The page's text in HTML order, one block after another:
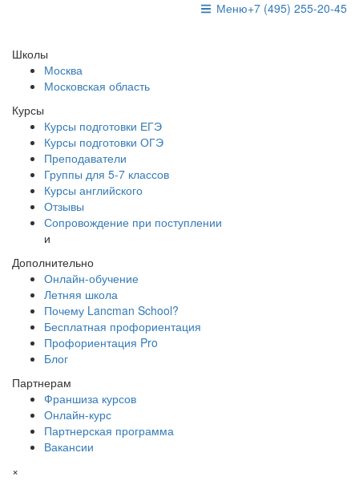
+7 (495) 255-20-45
Меню
Школы
Москва
Московская область
Курсы
Курсы подготовки ЕГЭ
Курсы подготовки ОГЭ
Преподаватели
Группы для 5-7 классов
Курсы английского
Отзывы
Сопровождение при поступлении
и
Дополнительно
Онлайн-обучение
Летняя школа
Почему Lancman School?
Бесплатная профориентация
Профориентация Pro
Блог
Партнерам
Франшиза курсов
Онлайн-курс
Партнерская программа
Вакансии
×